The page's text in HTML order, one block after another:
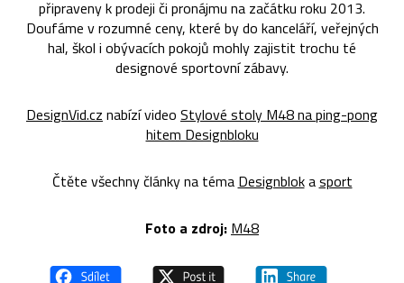
připraveny k prodeji či pronájmu na začátku roku 2013.
Doufáme v rozumné ceny, které by do kanceláří, veřejných
hal, škol i obývacích pokojů mohly zajistit trochu té
designové sportovní zábavy.
DesignVid.cz nabízí video Stylové stoly M48 na ping-pong
hitem Designbloku
Čtěte všechny články na téma Designblokasport
Foto a zdroj: M48